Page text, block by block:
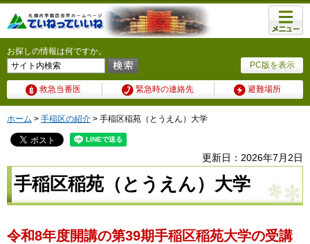
PC版を表示
お探しの情報は何ですか。
救急当番医 緊急時の連絡先 避難場所
メニュ
ー
ホーム > 手稲区の紹介 > 手稲区稲苑（とうえん）大学
更新日：2026年7月2日
手稲区稲苑（とうえん）大学
令和8年度開講の第39期手稲区稲苑大学の受講